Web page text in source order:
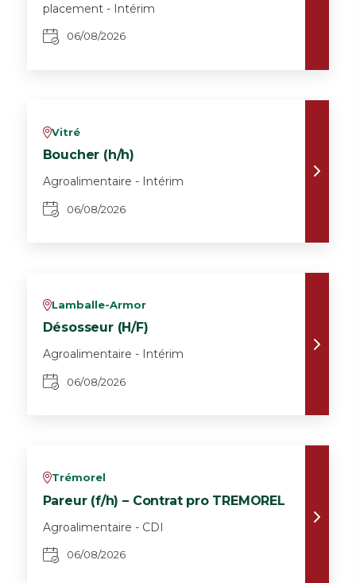
placement - Intérim
06/08/2026
vVitré
Boucher (h/h)
Agroalimentaire - Intérim
06/08/2026
vLamballe-Armor
Désosseur (H/F)
Agroalimentaire - Intérim
06/08/2026
vTrémorel
Pareur (f/h) – Contrat pro TREMOREL
Agroalimentaire - CDI
06/08/2026